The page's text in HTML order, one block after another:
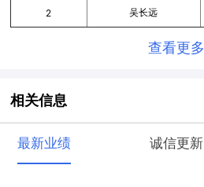
2 吴长远
查看更多
相关信息
最新业绩 诚信更新